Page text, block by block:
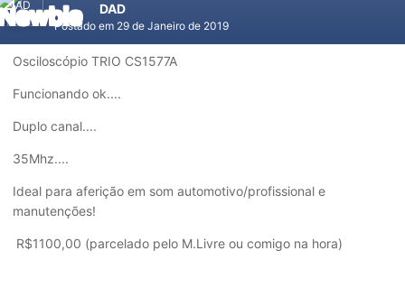
DAD
Postado em 29 de Janeiro de 2019
Osciloscópio TRIO CS1577A
Funcionando ok....
Duplo canal....
35Mhz....
Ideal para aferição em som automotivo/profissional e
manutenções!
R$1100,00 (parcelado pelo M.Livre ou comigo na hora)